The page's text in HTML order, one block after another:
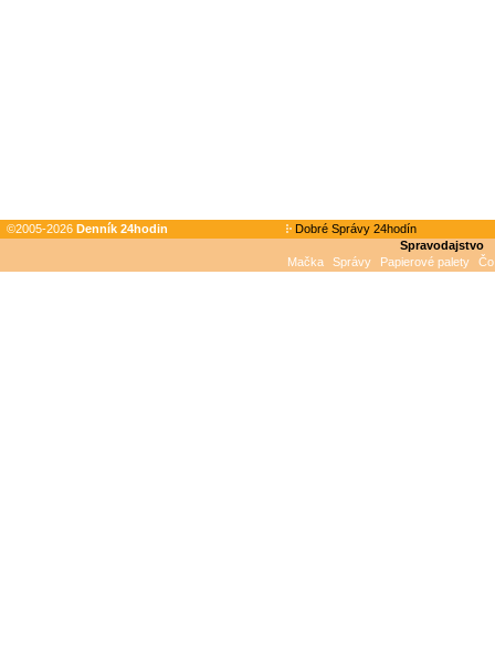
©2005-2026 Denník 24hodin
Dobré Správy 24hodín
Spravodajstvo
Mačka
Správy Papierové palety